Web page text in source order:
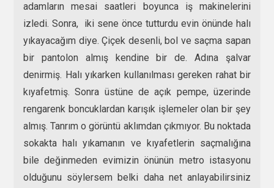
adamların mesai saatleri boyunca iş makinelerini
izledi. Sonra, iki sene önce tutturdu evin önünde halı
yıkayacağım diye. Çiçek desenli, bol ve saçma sapan
bir pantolon almış kendine bir de. Adına şalvar
denirmiş. Halı yıkarken kullanılması gereken rahat bir
kıyafetmiş. Sonra üstüne de açık pempe, üzerinde
rengarenk boncuklardan karışık işlemeler olan bir şey
almış. Tanrım o görüntü aklımdan çıkmıyor. Bu noktada
sokakta halı yıkamanın ve kıyafetlerin saçmalığına
bile değinmeden evimizin önünün metro istasyonu
olduğunu söylersem belki daha net anlayabilirsiniz